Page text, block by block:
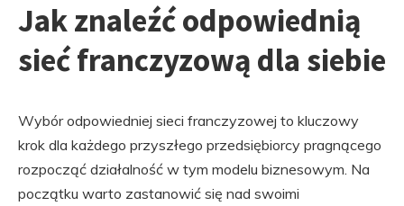
Jak znaleźć odpowiednią
sieć franczyzową dla siebie
Wybór odpowiedniej sieci franczyzowej to kluczowy
krok dla każdego przyszłego przedsiębiorcy pragnącego
rozpocząć działalność w tym modelu biznesowym. Na
początku warto zastanowić się nad swoimi